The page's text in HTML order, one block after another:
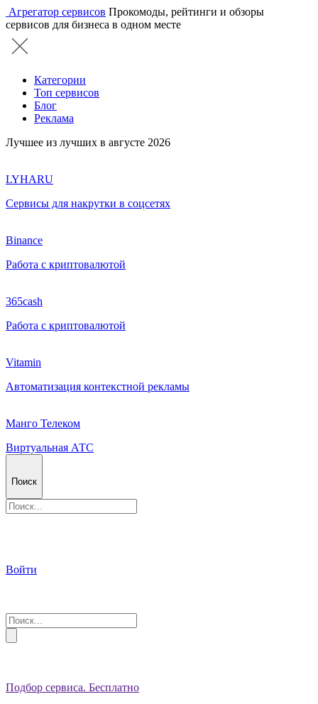
Агрегатор сервисов Прокомоды, рейтинги и обзоры
сервисов для бизнеса в одном месте
Категории
Топ сервисов
Блог
Реклама
Лучшее из лучших в августе 2026
LYHARU
Сервисы для накрутки в соцсетях
Binance
Работа с криптовалютой
365cash
Работа с криптовалютой
Vitamin
Автоматизация контекстной рекламы
Манго Телеком
Виртуальная АТС
Поиск
Войти
Подбор сервиса. Бесплатно